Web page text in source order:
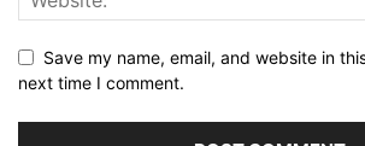
Save my name, email, and website in
next time I comment.